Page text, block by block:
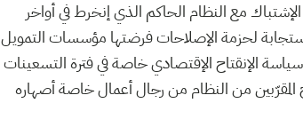
الإشتباك مع النظام الحاكم الذي إنخرط في أواخر
لحزمة الإصلاحات فرضتها مؤسسات التمويل
الإنقتاح الإقتصادي خاصة في فترة التسعينات
من النظام من رجال أعمال خاصة أصهاره